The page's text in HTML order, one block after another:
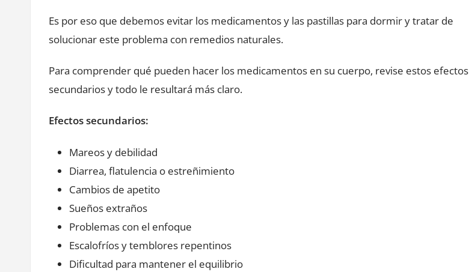
Es por eso que debemos evitar los medicamentos y las pastillas para dormir y tratar de
solucionar este problema con remedios naturales.
Para comprender qué pueden hacer los medicamentos en su cuerpo, revise estos efectos
secundarios y todo le resultará más claro.
Efectos secundarios:
Mareos y debilidad
Diarrea, flatulencia o estreñimiento
Cambios de apetito
Sueños extraños
Problemas con el enfoque
Escalofríos y temblores repentinos
Dificultad para mantener el equilibrio